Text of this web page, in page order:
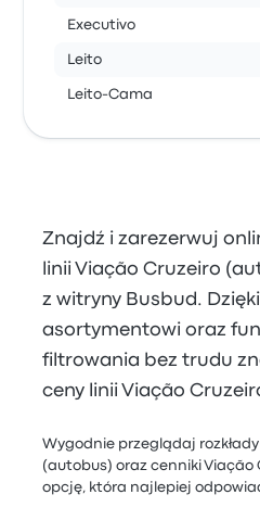
Executivo
Leito
Leito-Cama
Znajdź i zarezerwuj
linii Viação Cruzeiro
z witryny Busbud.
asortymentowi oraz
filtrowania bez trudu
ceny linii Viação
Wygodnie przeglądaj
(autobus) oraz cenniki Viação
opcję, która najlepiej